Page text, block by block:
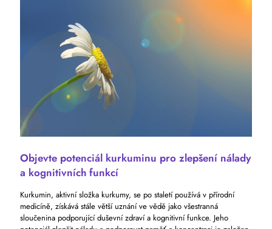
Objevte potenciál kurkuminu pro zlepšení nálady
a kognitivních funkcí
Kurkumin, aktivní složka kurkumy, se po staletí používá v přírodní
medicíně, získává stále větší uznání ve vědě jako všestranná
sloučenina podporující duševní zdraví a kognitivní funkce. Jeho